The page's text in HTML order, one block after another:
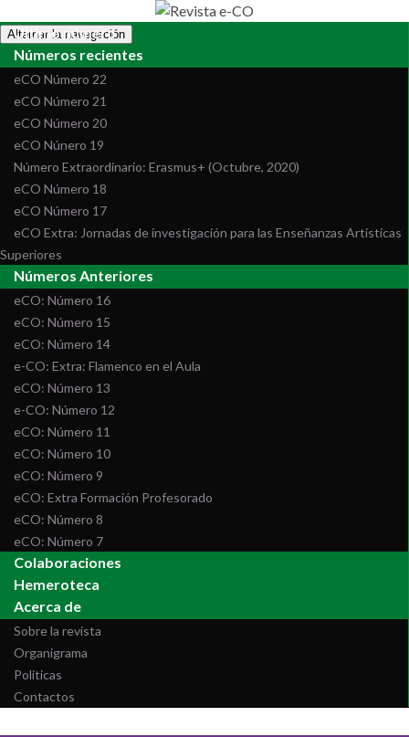
Alternar la navegación
Último número
Números recientes
eCO Número 22
eCO Número 21
eCO Número 20
eCO Núnero 19
Número Extraordinario: Erasmus+ (Octubre, 2020)
eCO Número 18
eCO Número 17
eCO Extra: Jornadas de investigación para las Enseñanzas Artísticas
Superiores
Números Anteriores
eCO: Número 16
eCO: Número 15
eCO: Número 14
e-CO: Extra: Flamenco en el Aula
eCO: Número 13
e-CO: Número 12
eCO: Número 11
eCO: Número 10
eCO: Número 9
eCO: Extra Formación Profesorado
eCO: Número 8
eCO: Número 7
Colaboraciones
Hemeroteca
Acerca de
Sobre la revista
Organigrama
Políticas
Contactos